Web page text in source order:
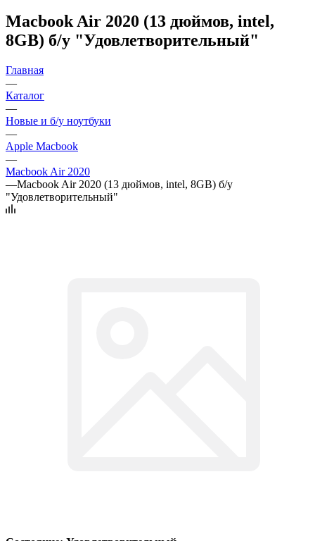
Macbook Air 2020 (13 дюймов, intel,
8GB) б/у "Удовлетворительный"
Главная
—
Каталог
—
Новые и б/у ноутбуки
—
Apple Macbook
—
Macbook Air 2020
—Macbook Air 2020 (13 дюймов, intel, 8GB) б/у
"Удовлетворительный"